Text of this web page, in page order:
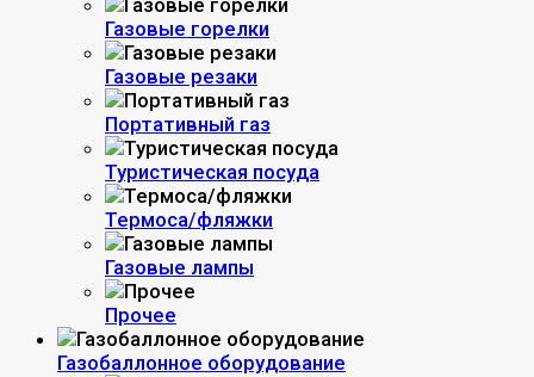
Газовые горелки
Газовые резаки
Портативный газ
Туристическая посуда
Термоса/фляжки
Газовые лампы
Прочее
Газобаллонное оборудование